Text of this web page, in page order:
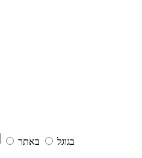
בגוגל באתר